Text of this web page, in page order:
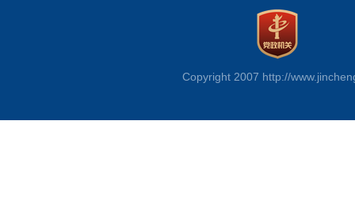
Copyright 2007 http://